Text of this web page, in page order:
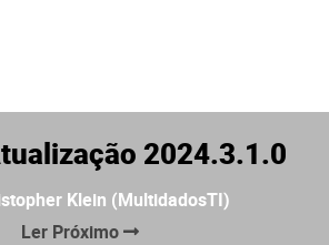
2024.3.1.0
Klein (MultidadosTI)
Ler Próximo